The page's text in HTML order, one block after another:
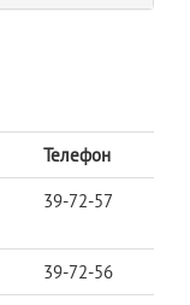
Телефон
39-72-57
39-72-56